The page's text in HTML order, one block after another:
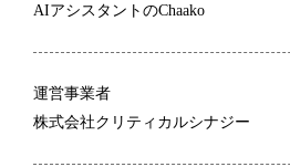
AIアシスタントのChaako
運営事業者
株式会社クリティカルシナジー